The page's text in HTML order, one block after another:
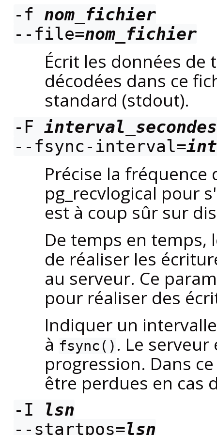
-f nom_fichier
--file=nom_fichier
Écrit les données de
décodées dans ce
standard (stdout).
-F interval_secondes
--fsync-interval=
Précise la fréquence
pg_recvlogical pour
est à coup sûr sur
De temps en temps,
de réaliser les
au serveur. Ce
pour réaliser des
Indiquer un
à fsync() . Le
progression. Dans
être perdues en cas
-I lsn
--startpos=lsn